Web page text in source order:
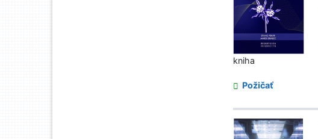
kniha
Požičať